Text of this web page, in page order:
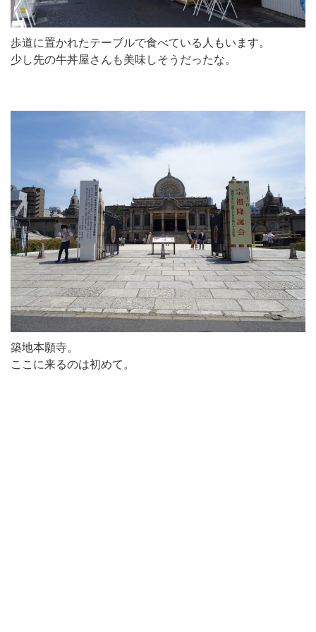
歩道に置かれたテーブルで食べている人もいます。
少し先の牛丼屋さんも美味しそうだったな。
築地本願寺。
ここに来るのは初めて。